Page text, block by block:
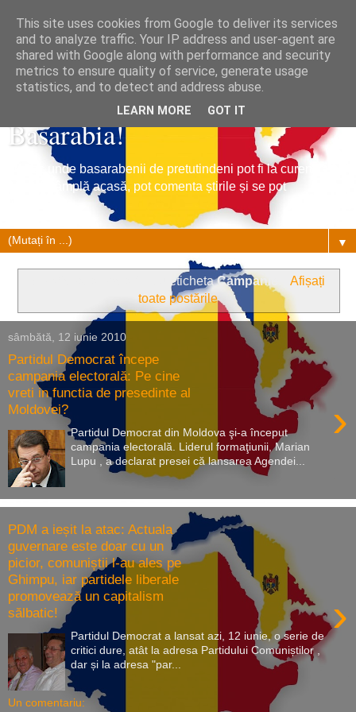
Tribuna Basarabiei, Stiri din
Basarabia!
Un loc unde basarabenii de pretutindeni pot fi la curent cu
ce se întâmplă acasă, pot comenta știrile și se pot
▼
Se afișează postările cu etichetaCampanie
Afișați
toate postările
sâmbătă, 12 iunie 2010
Partidul Democrat începe
campania electorală: Pe cine
vreti in functia de presedinte al
Moldovei?
›
Partidul Democrat din Moldova şi-a început
campania electorală. Liderul formaţiunii, Marian
Lupu , a declarat presei că lansarea Agendei...
PDM a ieșit la atac: Actuala
guvernare este doar cu un
picior, comuniștii l-au ales pe
Ghimpu, iar partidele liberale
promovează un capitalism
sălbatic!
›
Partidul Democrat a lansat azi, 12 iunie, o serie de
critici dure, atât la adresa Partidului Comuniștilor ,
dar și la adresa "par...
Un comentariu:
This site uses cookies from Google to deliver its services
and to analyze traffic. Your IP address and user-agent are
shared with Google along with performance and security
metrics to ensure quality of service, generate usage
statistics, and to detect and address abuse.
LEARN MORE GOT IT